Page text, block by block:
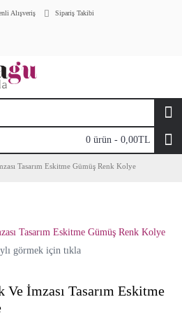
Alışveriş Sipariş Takibi
0 ürün - 0,00TL
Tasarım Eskitme Gümüş Renk Kolye
görmek için tıkla
İmzası Tasarım Eskitme